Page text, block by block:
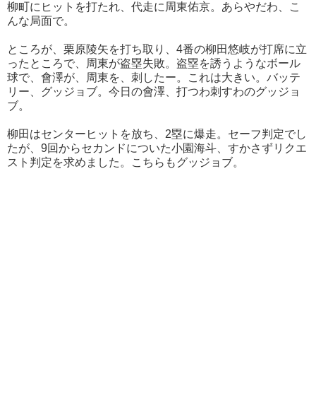
柳町にヒットを打たれ、代走に周東佑京。あらやだわ、こ
んな局面で。
ところが、栗原陵矢を打ち取り、4番の柳田悠岐が打席に立
ったところで、周東が盗塁失敗。盗塁を誘うようなボール
球で、會澤が、周東を、刺したー。これは大きい。バッテ
リー、グッジョブ。今日の會澤、打つわ刺すわのグッジョ
ブ。
柳田はセンターヒットを放ち、2塁に爆走。セーフ判定でし
たが、9回からセカンドについた小園海斗、すかさずリクエ
スト判定を求めました。こちらもグッジョブ。